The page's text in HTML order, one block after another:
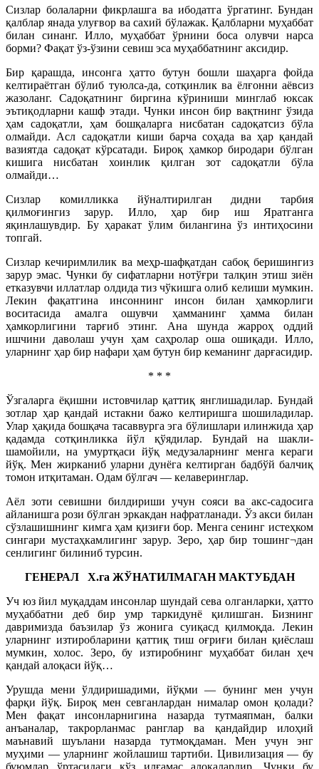
Сизлар болаларни фикрлашга ва ибодатга ўргатинг. Бундан
қалблар янада улуғвор ва сахий бўлажак. Қалбларни муҳаббат
билан синанг. Илло, муҳаббат ўрнини боса олувчи нарса
борми? Фақат ўз-ўзини севиш эса муҳаббатнинг аксидир.
Бир қарашда, инсонга ҳатто бутун бошли шаҳарга фойда
келтираётган бўлиб туюлса-да, сотқинлик ва ёлғонни аёвсиз
жазоланг. Садоқатнинг биргина кўриниши минглаб юксак
эътиқодларни кашф этади. Чунки инсон бир вақтнинг ўзида
ҳам садоқатли, ҳам бошқаларга нисбатан садоқатсиз бўла
олмайди. Асл садоқатли киши барча соҳада ва ҳар қандай
вазиятда садоқат кўрсатади. Бироқ ҳамкор биродари бўлган
кишига нисбатан хоинлик қилган зот садоқатли бўла
олмайди…
Сизлар комилликка йўналтирилган дидни тарбия
қилмоғингиз зарур. Илло, ҳар бир иш Яратганга
яқинлашувдир. Бу ҳаракат ўлим билангина ўз интиҳосини
топгай.
Сизлар кечиримлилик ва меҳр-шафқатдан сабоқ беришингиз
зарур эмас. Чунки бу сифатларни нотўғри талқин этиш зиён
етказувчи иллатлар олдида тиз чўкишга олиб келиши мумкин.
Лекин фақатгина инсоннинг инсон билан ҳамкорлиги
воситасида амалга ошувчи ҳамманинг ҳамма билан
ҳамкорлигини тарғиб этинг. Ана шунда жарроҳ оддий
ишчини даволаш учун ҳам саҳролар оша ошиқади. Илло,
уларнинг ҳар бир нафари ҳам бутун бир кеманинг дарғасидир.
* * *
Ўзгаларга ёқишни истовчилар қаттиқ янглишадилар. Бундай
зотлар ҳар қандай истакни бажо келтиришга шошиладилар.
Улар ҳақида бошқача тасаввурга эга бўлишлари илинжида ҳар
қадамда сотқинликка йўл қўядилар. Бундай на шакли-
шамойили, на умуртқаси йўқ медузаларнинг менга кераги
йўқ. Мен жирканиб уларни дунёга келтирган бадбўй балчиқ
томон итқитаман. Одам бўлгач — келаверинглар.
Аёл зоти севишни билдириши учун сояси ва акс-садосига
айланишга рози бўлган эркакдан нафратланади. Ўз акси билан
сўзлашишнинг кимга ҳам қизиғи бор. Менга сенинг истеҳком
сингари мустаҳкамлигинг зарур. Зеро, ҳар бир тошинг¬дан
сенлигинг билиниб турсин.
ГЕНЕРАЛ Х.га ЖЎНАТИЛМАГАН МАКТУБДАН
Уч юз йил муқаддам инсонлар шундай сева олганларки, ҳатто
муҳаббатни деб бир умр таркидунё қилишган. Бизнинг
давримизда баъзилар ўз жонига суиқасд қилмоқда. Лекин
уларнинг изтиробларини қаттиқ тиш оғриғи билан қиёслаш
мумкин, холос. Зеро, бу изтиробнинг муҳаббат билан ҳеч
қандай алоқаси йўқ…
Урушда мени ўлдиришадими, йўқми — бунинг мен учун
фарқи йўқ. Бироқ мен севганлардан нималар омон қолади?
Мен фақат инсонларнигина назарда тутмаяпман, балки
анъаналар, такрорланмас ранглар ва қандайдир илоҳий
маънавий шуълани назарда тутмоқдаман. Мен учун энг
муҳими — уларнинг жойлашиш тартиби. Цивилизация — бу
буюмлар ўртасидаги кўз илғамас алоқалардир. Чунки бу